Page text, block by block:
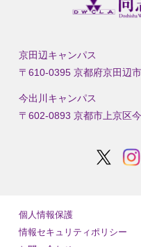
京田辺キャンパス
〒610-0395 京都府京田辺
今出川キャンパス
〒602-0893 京都市上京区
個人情報保護
情報セキュリティポリシー